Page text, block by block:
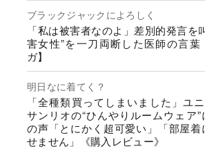
ブラックジャックによろしく
「私は被害者なのよ」差別的発言を
害女性”を一刀両断した医師の言葉
ガ】
明日なに着てく？
「全種類買ってしまいました」ユ
サンリオの“ひんやりルームウェア”
の声「とにかく超可愛い」「部屋着
せません」《購入レビュー》